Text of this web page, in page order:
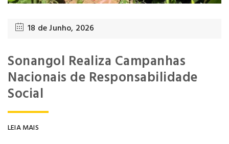
18 de Junho, 2026
Sonangol Realiza Campanhas
Nacionais de Responsabilidade
Social
LEIA MAIS